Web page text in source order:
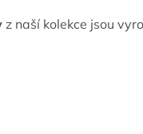
z naší kolekce jsou